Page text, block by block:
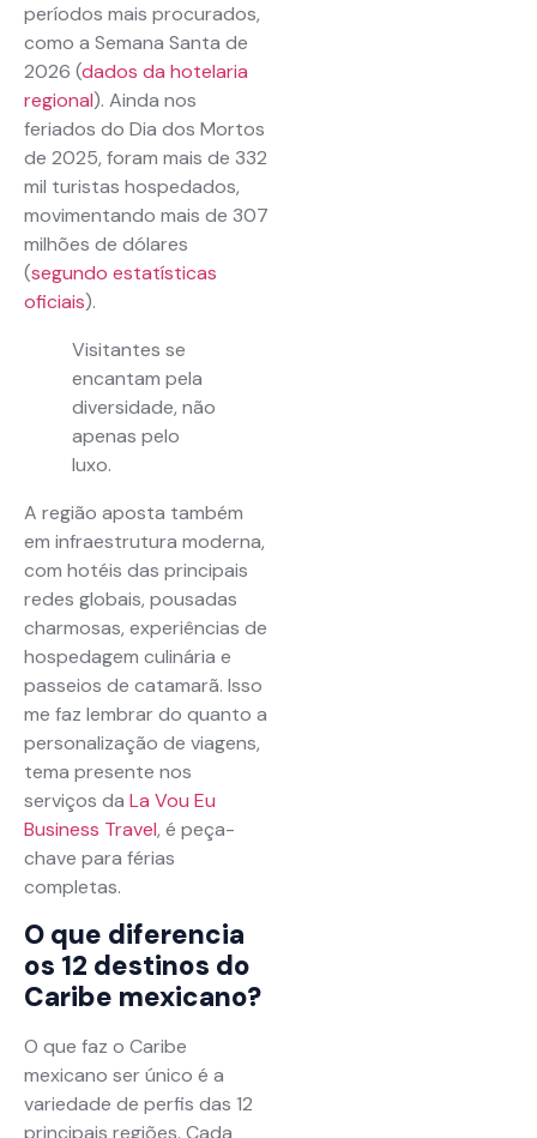
períodos mais procurados,
como a Semana Santa de
2026 (dados da hotelaria
regional). Ainda nos
feriados do Dia dos Mortos
de 2025, foram mais de 332
mil turistas hospedados,
movimentando mais de 307
milhões de dólares
(segundo estatísticas
oficiais).
Visitantes se
encantam pela
diversidade, não
apenas pelo
luxo.
A região aposta também
em infraestrutura moderna,
com hotéis das principais
redes globais, pousadas
charmosas, experiências de
hospedagem culinária e
passeios de catamarã. Isso
me faz lembrar do quanto a
personalização de viagens,
tema presente nos
serviços da La Vou Eu
Business Travel, é peça-
chave para férias
completas.
O que diferencia
os 12 destinos do
Caribe mexicano?
O que faz o Caribe
mexicano ser único é a
variedade de perfis das 12
principais regiões. Cada